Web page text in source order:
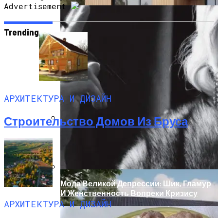
Дом С Минимальными Инженерными
Трассами Для Комфорта И Удобства
Мода Великой Депрессии: Шик, Гламур
И Женственность Вопреки Кризису
Advertisement
Trending
АРХИТЕКТУРА И ДИЗАЙН
Строительство Домов Из Бруса
АРХИТЕКТУРА И ДИЗАЙН